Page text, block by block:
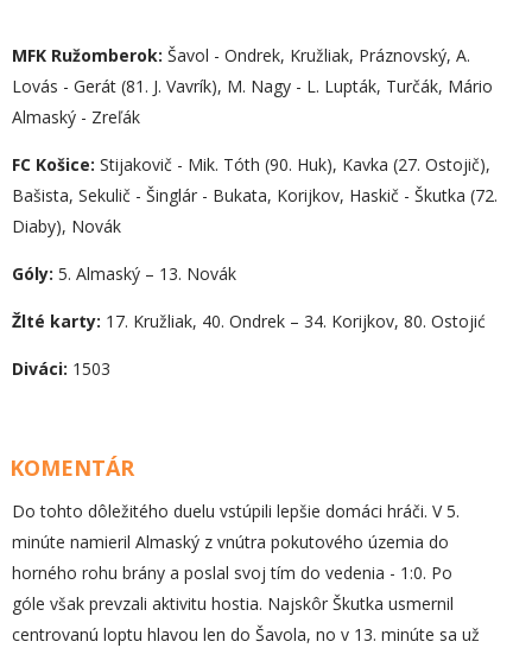
MFK Ružomberok: Šavol - Ondrek, Kružliak, Práznovský, A.
Lovás - Gerát (81. J. Vavrík), M. Nagy - L. Lupták, Turčák, Mário
Almaský - Zreľák
FC Košice: Stijakovič - Mik. Tóth (90. Huk), Kavka (27. Ostojič),
Bašista, Sekulič - Šinglár - Bukata, Korijkov, Haskič - Škutka (72.
Diaby), Novák
Góly: 5. Almaský – 13. Novák
Žlté karty: 17. Kružliak, 40. Ondrek – 34. Korijkov, 80. Ostojić
Diváci: 1503
KOMENTÁR
Do tohto dôležitého duelu vstúpili lepšie domáci hráči. V 5.
minúte namieril Almaský z vnútra pokutového územia do
horného rohu brány a poslal svoj tím do vedenia - 1:0. Po
góle však prevzali aktivitu hostia. Najskôr Škutka usmernil
centrovanú loptu hlavou len do Šavola, no v 13. minúte sa už